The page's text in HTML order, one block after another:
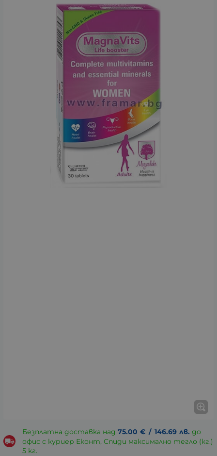
Безплатна доставка над 75.00 € / 146.69 лв. до
офис с куриер Еконт, Спиди максимално тегло (кг.)
5 кг.